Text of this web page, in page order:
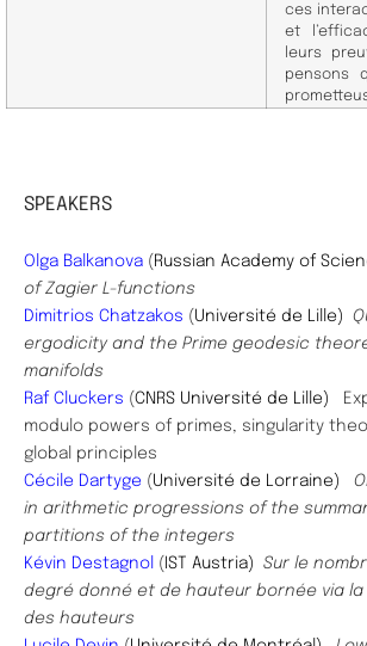
ces
et
leurs
pensons
SPEAKERS
​Olga Balkanova ( Russian Academy of
of Zagier L-functions
Dimitrios Chatzakos (Université de Lille)
ergodicity and the Prime geodesic
manifolds
Raf Cluckers (CNRS Université de Lille)
modulo powers of primes, singularity
global principles
Cécile Dartyge (Université de Lorraine)
in arithmetic progressions of the
partitions of the integers
Kévin Destagnol ( IST Austria) Sur le
degré donné et de hauteur bornée via
des hauteurs